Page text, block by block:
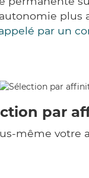
plus
par un
par
même votre